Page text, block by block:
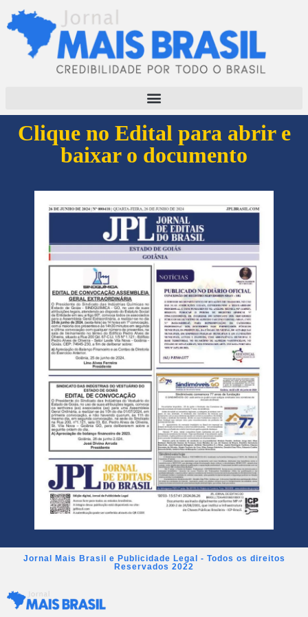
Clique no Edital para abrir e
baixar o documento
Jornal Mais Brasil e Publicidade Legal - Todos os direitos
Reservados 2022